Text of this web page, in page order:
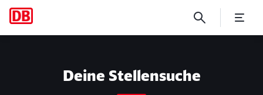
Deine Stellensuche